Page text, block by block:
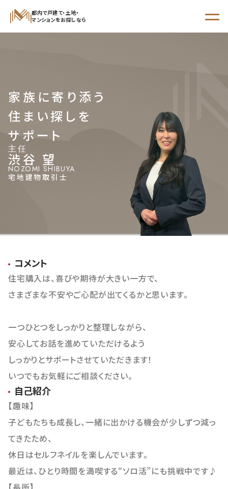
都内で戸建て・土地・
マンションをお探しなら
家族に寄り添う
住まい探しを
サポート
主任
渋谷 望
NOZOMI SHIBUYA
宅地建物取引士
コメント
住宅購入は、喜びや期待が大きい一方で、
さまざまな不安やご心配が出てくるかと思います。
一つひとつをしっかりと整理しながら、
安心してお話を進めていただけるよう
しっかりとサポートさせていただきます！
いつでもお気軽にご相談ください。
自己紹介
【趣味】
子どもたちも成長し、一緒に出かける機会が少しずつ減っ
てきたため、
休日はセルフネイルを楽しんでいます。
最近は、ひとり時間を満喫する“ソロ活”にも挑戦中です♪
エリア
でさがす
沿線・駅
でさがす
新着物件